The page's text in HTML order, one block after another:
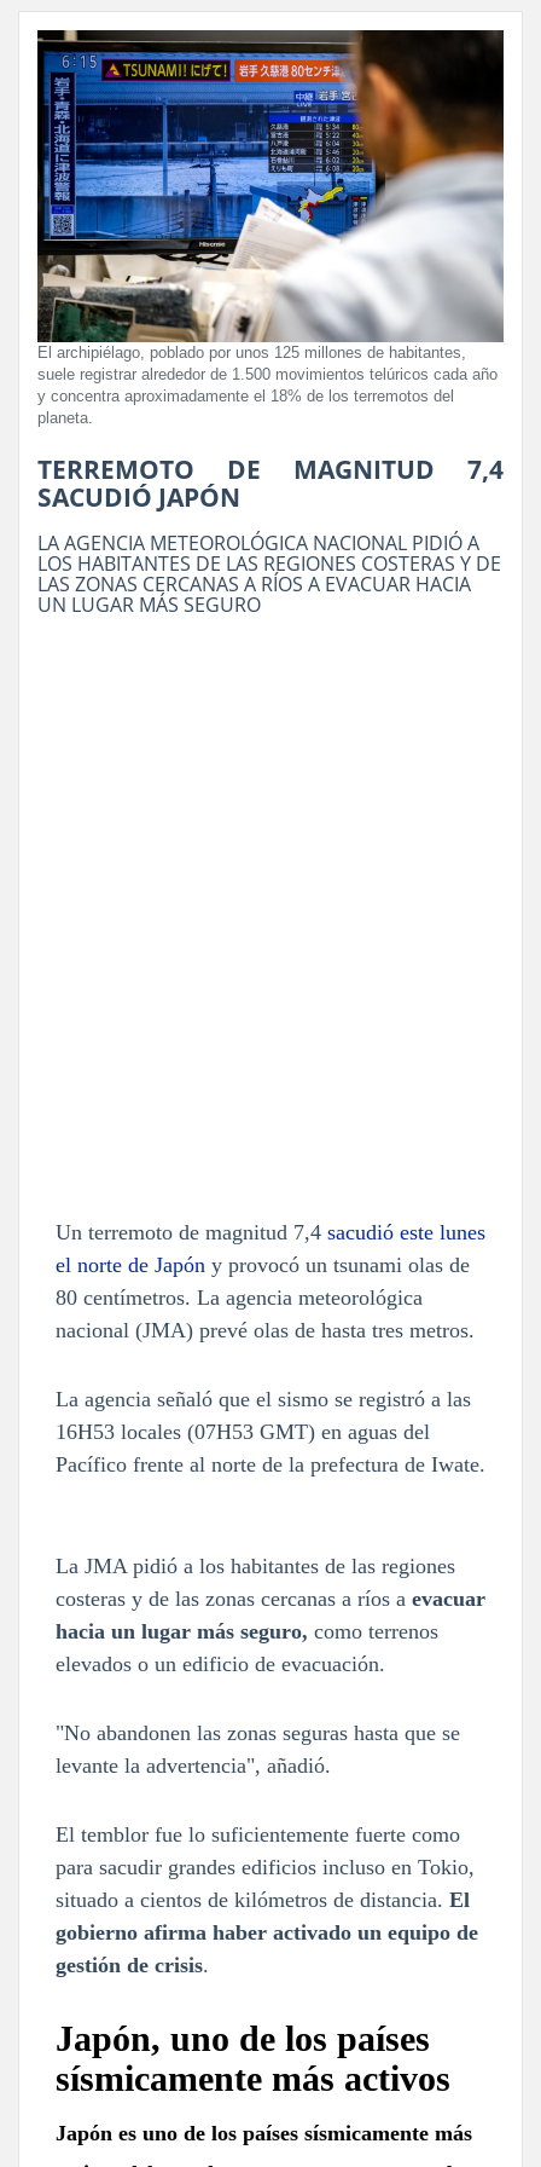
El archipiélago, poblado por unos 125 millones de habitantes,
suele registrar alrededor de 1.500 movimientos telúricos cada año
y concentra aproximadamente el 18% de los terremotos del
planeta.
TERREMOTO DE MAGNITUD 7,4
SACUDIÓ JAPÓN
LA AGENCIA METEOROLÓGICA NACIONAL PIDIÓ A
LOS HABITANTES DE LAS REGIONES COSTERAS Y DE
LAS ZONAS CERCANAS A RÍOS A EVACUAR HACIA
UN LUGAR MÁS SEGURO
Un terremoto de magnitud 7,4 sacudió este lunes
el norte de Japón y provocó un tsunami olas de
80 centímetros. La agencia meteorológica
nacional (JMA) prevé olas de hasta tres metros.
La agencia señaló que el sismo se registró a las
16H53 locales (07H53 GMT) en aguas del
Pacífico frente al norte de la prefectura de Iwate.
La JMA pidió a los habitantes de las regiones
costeras y de las zonas cercanas a ríos a evacuar
hacia un lugar más seguro, como terrenos
elevados o un edificio de evacuación.
"No abandonen las zonas seguras hasta que se
levante la advertencia", añadió.
El temblor fue lo suficientemente fuerte como
para sacudir grandes edificios incluso en Tokio,
situado a cientos de kilómetros de distancia. El
gobierno afirma haber activado un equipo de
gestión de crisis.
Japón, uno de los países
sísmicamente más activos
Japón es uno de los países sísmicamente más